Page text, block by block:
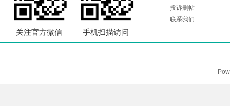
关注官方微信 手机扫描访问
投诉删帖
联系我们